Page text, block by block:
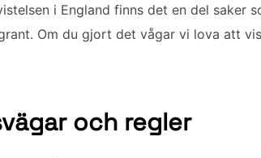
i England finns det en del saker
Om du gjort det vågar vi lova att
och regler